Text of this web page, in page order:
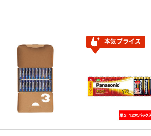
本気プライス